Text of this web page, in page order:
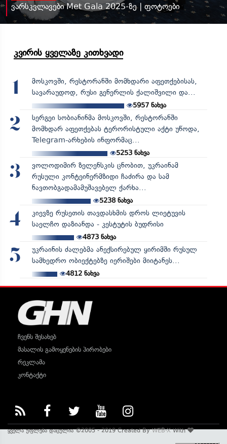
ვარსკვლავები Met Gala 2025-ზე | ფოტოები
კვირის ყველაზე კითხვადი
1
მოსკოვში, რესტორანში მომხდარი აფეთქებისას,
სავარაუდოდ, რუსი გენერლის ქალიშვილი და...
5957 ნახვა
2
სერგეი სობიანინმა მოსკოვში, რესტორანში
მომხდარ აფეთქებას ტერორისტული აქტი უწოდა,
Telegram-არხების ინფორმაც...
5253ნახვა
3
ვოლოდიმირ ზელენსკის ცნობით, უკრაინამ
რუსული კონტეინერმზიდი ჩაძირა და სამ
ნავთობგადამამუშავებელ ქარხა...
5238ნახვა
4
კიევზე რუსეთის თავდასხმის დროს ლიეტუვის
საელჩო დაზიანდა - კესტუტის ბუდრისი
4873ნახვა
5
უკრაინის ძალებმა ანექსირებულ ყირიმში რუსულ
სამხედრო ობიექტებზე იერიშები მიიტანეს...
4812ნახვა
ჩვენს შესახებ
მასალის გამოყენების პირობები
რეკლამა
კონტაქტი
ყველა უფლება დაცულია ©2005 - 2019 Created ByWEB-XWith